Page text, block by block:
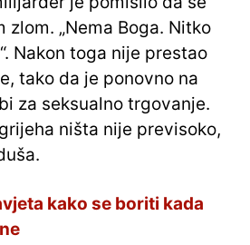
zlom. „Nema Boga. Nitko
Nakon toga nije prestao
tako da je ponovno na
za seksualno trgovanje.
ništa nije previsoko,
kako se boriti kada